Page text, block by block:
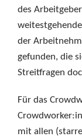
des
der
gefunden, die
Streitfragen
Für das
Crowdworker:in
mit allen